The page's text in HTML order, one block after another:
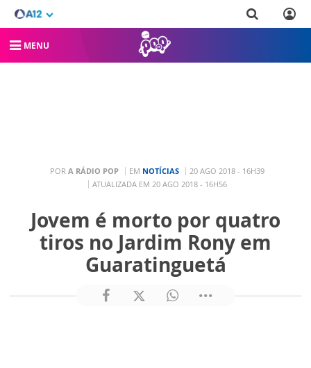
MENU
POR A RÁDIO POP EM NOTÍCIAS
20 AGO 2018 - 16H39
ATUALIZADA EM 20 AGO 2018 - 16H56
Jovem é morto por quatro
tiros no Jardim Rony em
Guaratinguetá